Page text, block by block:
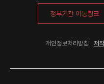
개인정보처리방침 저